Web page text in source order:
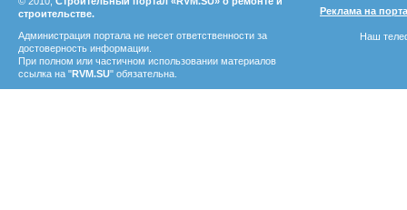
строительстве.
Администрация портала не несет ответственности за
достоверность информации.
При полном или частичном использовании материалов
ссылка на "RVM.SU" обязательна.
Реклама на
Наш